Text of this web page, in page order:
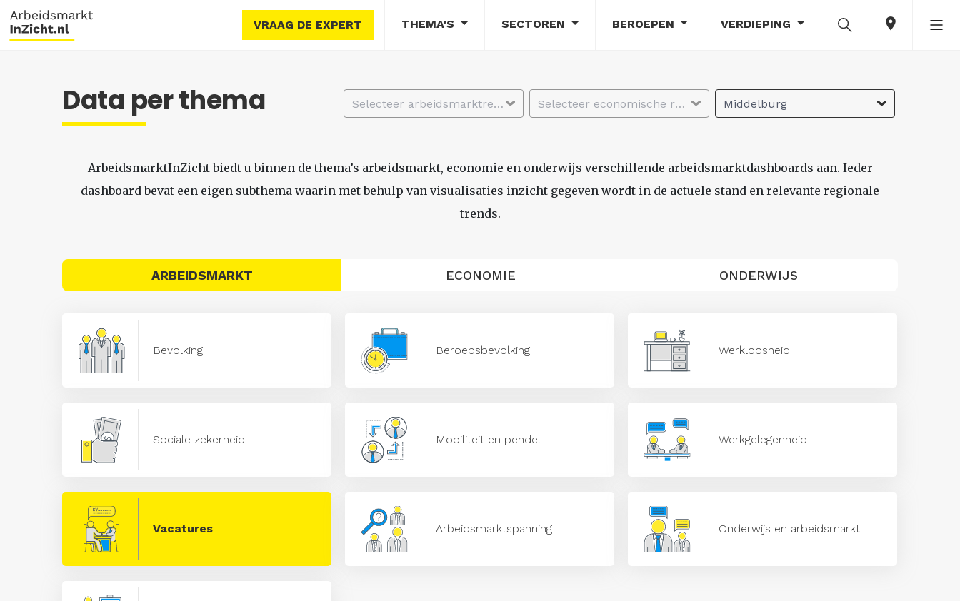
VRAAG DE EXPERT THEMA'S SECTOREN BEROEPEN VERDIEPING
Data per thema Selecteer arbeidsmarktregio Selecteer economische regio Middelburg
ArbeidsmarktInZicht biedt u binnen de thema’s arbeidsmarkt, economie en onderwijs verschillende arbeidsmarktdashboards aan. Ieder
dashboard bevat een eigen subthema waarin met behulp van visualisaties inzicht gegeven wordt in de actuele stand en relevante regionale
trends.
ARBEIDSMARKT ECONOMIE ONDERWIJS
Bevolking Beroepsbevolking Werkloosheid
Sociale zekerheid Mobiliteit en pendel Werkgelegenheid
Vacatures Arbeidsmarktspanning Onderwijs en arbeidsmarkt